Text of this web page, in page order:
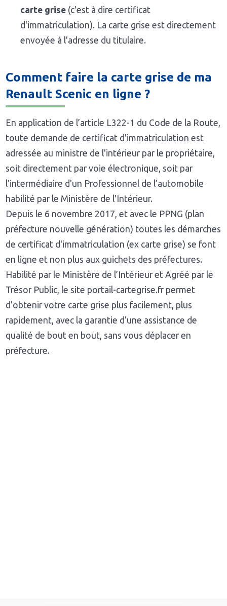
carte grise (c'est à dire certificat
d'immatriculation). La carte grise est directement
envoyée à l'adresse du titulaire.
Comment faire la carte grise de ma
Renault Scenic en ligne ?
En application de l’article L322-1 du Code de la Route,
toute demande de certificat d'immatriculation est
adressée au ministre de l'intérieur par le propriétaire,
soit directement par voie électronique, soit par
l'intermédiaire d'un Professionnel de l’automobile
habilité par le Ministère de l'Intérieur.
Depuis le 6 novembre 2017, et avec le PPNG (plan
préfecture nouvelle génération) toutes les démarches
de certificat d'immatriculation (ex carte grise) se font
en ligne et non plus aux guichets des préfectures.
Habilité par le Ministère de l’Intérieur et Agréé par le
Trésor Public, le site portail-cartegrise.fr permet
d’obtenir votre carte grise plus facilement, plus
rapidement, avec la garantie d’une assistance de
qualité de bout en bout, sans vous déplacer en
préfecture.